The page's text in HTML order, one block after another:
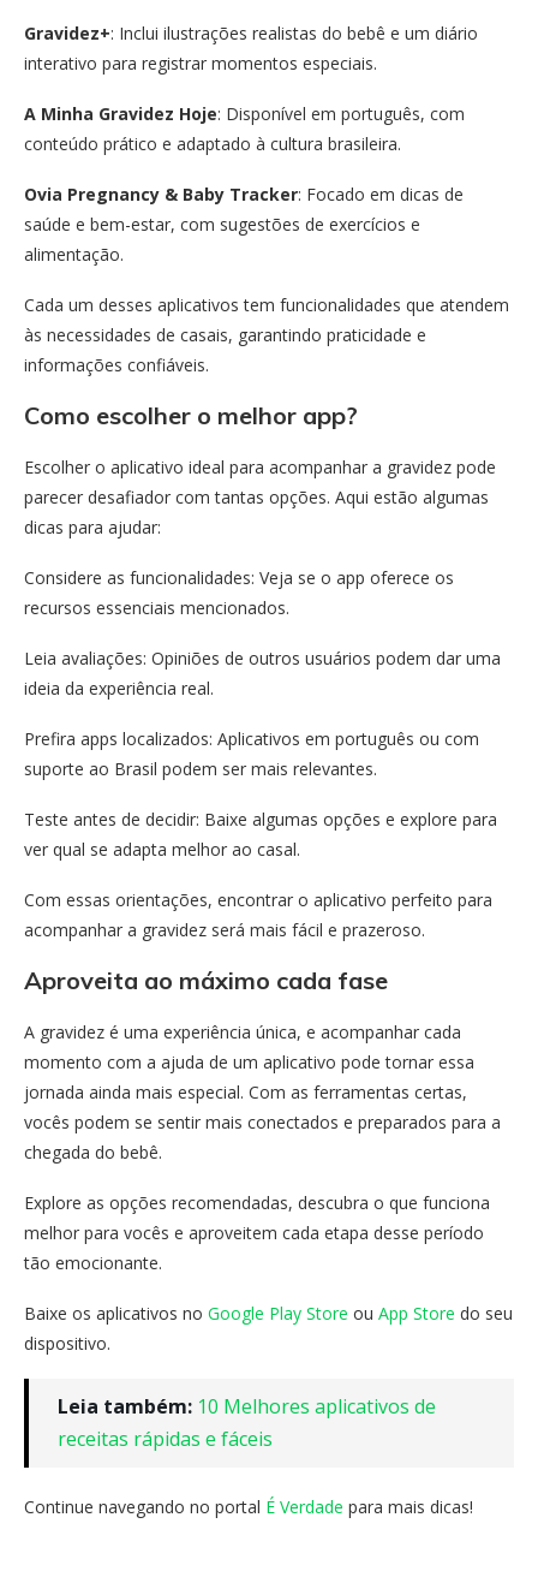
Gravidez+: Inclui ilustrações realistas do bebê e um diário
interativo para registrar momentos especiais.
A Minha Gravidez Hoje: Disponível em português, com
conteúdo prático e adaptado à cultura brasileira.
Ovia Pregnancy & Baby Tracker: Focado em dicas de
saúde e bem-estar, com sugestões de exercícios e
alimentação.
Cada um desses aplicativos tem funcionalidades que atendem
às necessidades de casais, garantindo praticidade e
informações confiáveis.
Como escolher o melhor app?
Escolher o aplicativo ideal para acompanhar a gravidez pode
parecer desafiador com tantas opções. Aqui estão algumas
dicas para ajudar:
Considere as funcionalidades: Veja se o app oferece os
recursos essenciais mencionados.
Leia avaliações: Opiniões de outros usuários podem dar uma
ideia da experiência real.
Prefira apps localizados: Aplicativos em português ou com
suporte ao Brasil podem ser mais relevantes.
Teste antes de decidir: Baixe algumas opções e explore para
ver qual se adapta melhor ao casal.
Com essas orientações, encontrar o aplicativo perfeito para
acompanhar a gravidez será mais fácil e prazeroso.
Aproveita ao máximo cada fase
A gravidez é uma experiência única, e acompanhar cada
momento com a ajuda de um aplicativo pode tornar essa
jornada ainda mais especial. Com as ferramentas certas,
vocês podem se sentir mais conectados e preparados para a
chegada do bebê.
Explore as opções recomendadas, descubra o que funciona
melhor para vocês e aproveitem cada etapa desse período
tão emocionante.
Baixe os aplicativos no Google Play Store ou App Store do seu
dispositivo.
Leia também: 10 Melhores aplicativos de
receitas rápidas e fáceis
Continue navegando no portal É Verdade para mais dicas!